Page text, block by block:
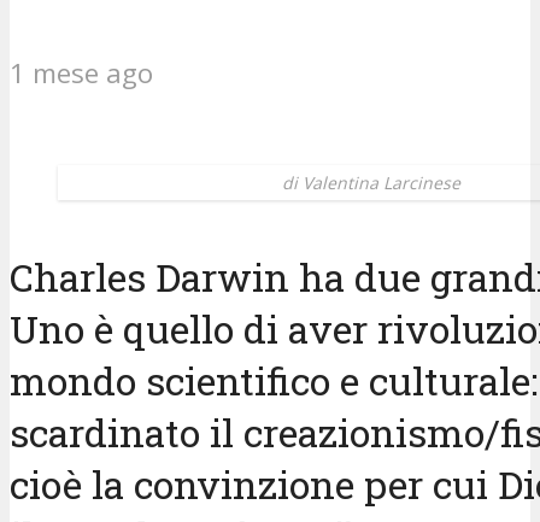
1 mese ago
di Valentina Larcinese
Charles Darwin ha due
Uno è quello di aver
mondo scientifico e
scardinato il creazionismo/
cioè la convinzione per cui